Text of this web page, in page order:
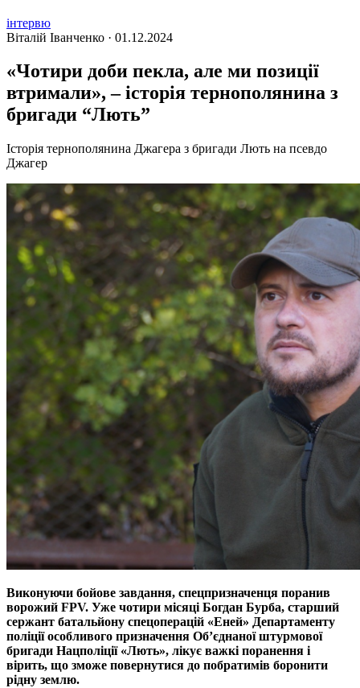
інтервю
Віталій Іванченко · 01.12.2024
«Чотири доби пекла, але ми позиції
втримали», – історія тернополянина з
бригади “Лють”
Історія тернополянина Джагера з бригади Лють на псевдо
Джагер
Виконуючи бойове завдання, спецпризначенця поранив
ворожий FPV. Уже чотири місяці Богдан Бурба, старший
сержант батальйону спецоперацій «Еней» Департаменту
поліції особливого призначення Об’єднаної штурмової
бригади Нацполіції «Лють», лікує важкі поранення і
вірить, що зможе повернутися до побратимів боронити
рідну землю.